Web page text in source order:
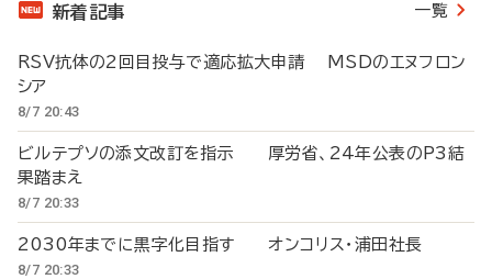
新着記事 一覧
RSV抗体の2回目投与で適応拡大申請 MSDのエヌフロン
シア
8/7 20:43
ビルテプソの添文改訂を指示 厚労省、24年公表のP3結
果踏まえ
8/7 20:33
2030年までに黒字化目指す オンコリス・浦田社長
8/7 20:33